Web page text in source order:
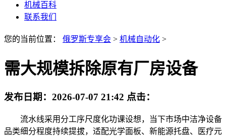
机械百科
联系我们
您的当前位置： 俄罗斯专享会 > 机械自动化 >
需大规模拆除原有厂房设备
发布日期： 2026-07-07 21:42 点击：
流水线采用分工序尺度化功课设想，当下市场中洁净设备
品类细分程度持续提拔，适配光学面板、新能源托盘、医疗元